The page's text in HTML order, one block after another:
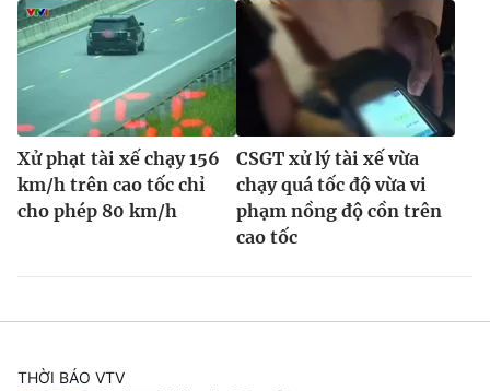
Xử phạt tài xế chạy 156
km/h trên cao tốc chỉ
cho phép 80 km/h
CSGT xử lý tài xế vừa
chạy quá tốc độ vừa vi
phạm nồng độ cồn trên
cao tốc
THỜI BÁO VTV